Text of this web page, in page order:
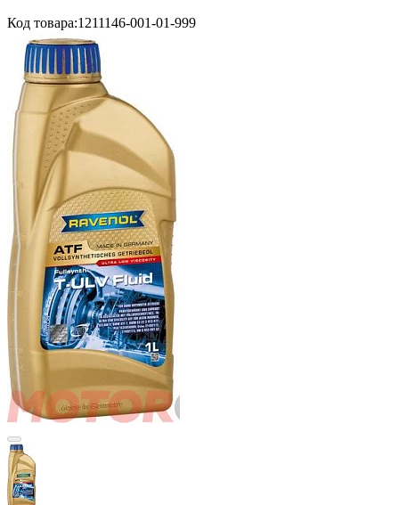
Код товара:1211146-001-01-999